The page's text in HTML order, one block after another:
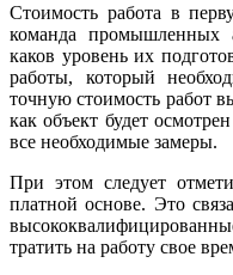
Стоимость работа в
команда промышленных
каков уровень их
работы, который
точную стоимость работ
как объект будет
все необходимые замеры.
При этом следует
платной основе. Это
тратить на работу свое